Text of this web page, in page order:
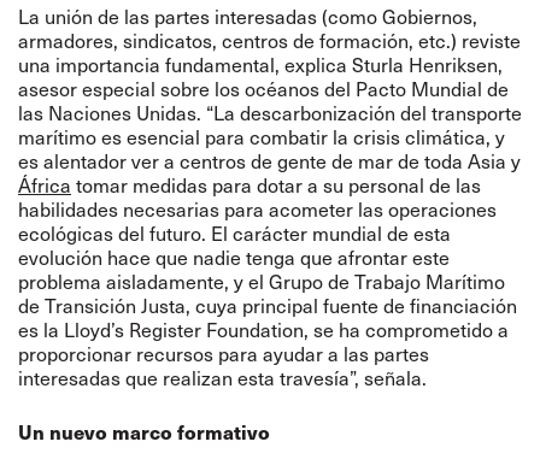
La unión de las partes interesadas (como Gobiernos,
armadores, sindicatos, centros de formación, etc.) reviste
una importancia fundamental, explica Sturla Henriksen,
asesor especial sobre los océanos del Pacto Mundial de
las Naciones Unidas. “La descarbonización del transporte
marítimo es esencial para combatir la crisis climática, y
es alentador ver a centros de gente de mar de toda Asia y
África tomar medidas para dotar a su personal de las
habilidades necesarias para acometer las operaciones
ecológicas del futuro. El carácter mundial de esta
evolución hace que nadie tenga que afrontar este
problema aisladamente, y el Grupo de Trabajo Marítimo
de Transición Justa, cuya principal fuente de financiación
es la Lloyd’s Register Foundation, se ha comprometido a
proporcionar recursos para ayudar a las partes
interesadas que realizan esta travesía”, señala.
Un nuevo marco formativo